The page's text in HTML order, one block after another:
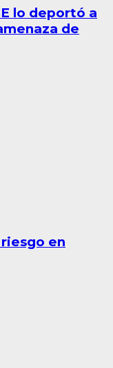
lo deportó a
de
en